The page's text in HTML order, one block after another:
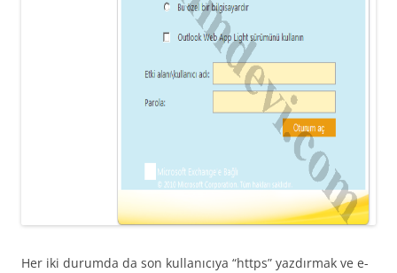
Her iki durumda da son kullanıcıya “https” yazdırmak ve e-